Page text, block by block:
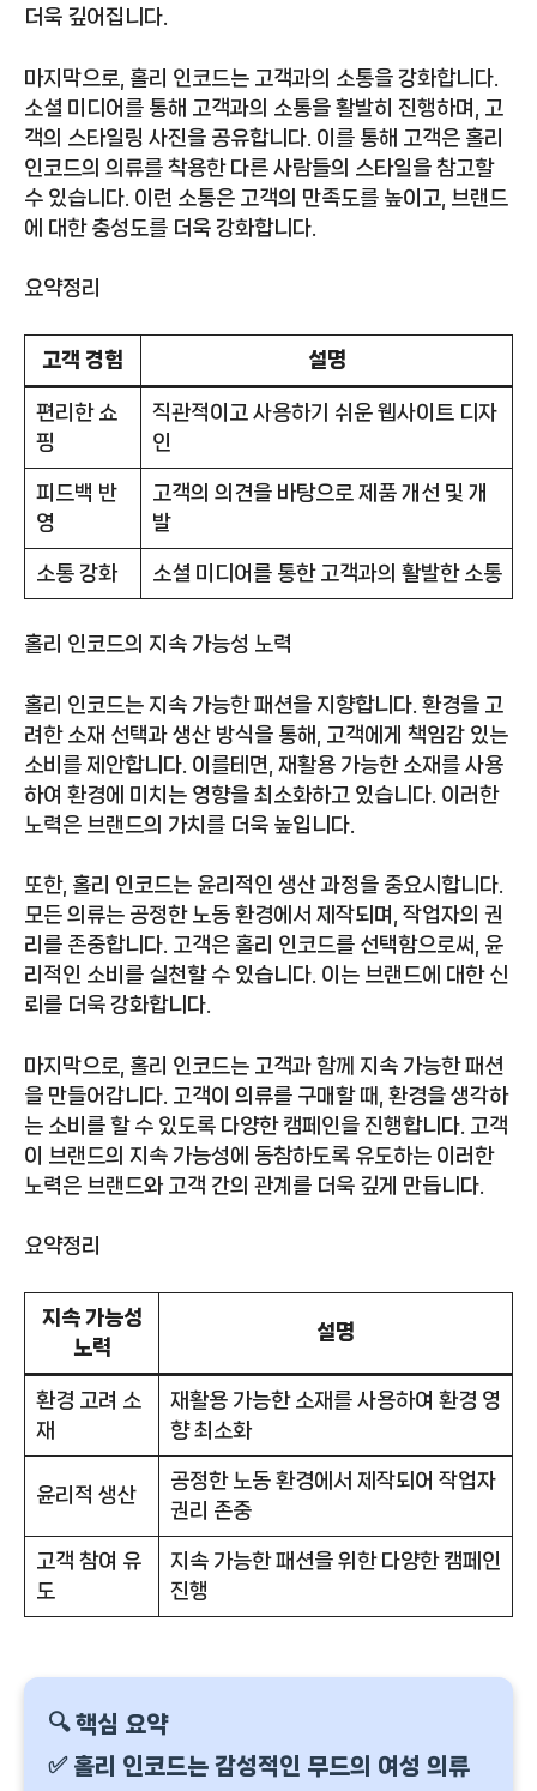
더욱 깊어집니다.
마지막으로, 홀리 인코드는 고객과의 소통을 강화합니다.
소셜 미디어를 통해 고객과의 소통을 활발히 진행하며, 고
객의 스타일링 사진을 공유합니다. 이를 통해 고객은 홀리
인코드의 의류를 착용한 다른 사람들의 스타일을 참고할
수 있습니다. 이런 소통은 고객의 만족도를 높이고, 브랜드
에 대한 충성도를 더욱 강화합니다.
요약정리
고객 경험 설명
편리한 쇼
핑
직관적이고 사용하기 쉬운 웹사이트 디자
인
피드백 반
영
고객의 의견을 바탕으로 제품 개선 및 개
발
소통 강화 소셜 미디어를 통한 고객과의 활발한 소통
홀리 인코드의 지속 가능성 노력
홀리 인코드는 지속 가능한 패션을 지향합니다. 환경을 고
려한 소재 선택과 생산 방식을 통해, 고객에게 책임감 있는
소비를 제안합니다. 이를테면, 재활용 가능한 소재를 사용
하여 환경에 미치는 영향을 최소화하고 있습니다. 이러한
노력은 브랜드의 가치를 더욱 높입니다.
또한, 홀리 인코드는 윤리적인 생산 과정을 중요시합니다.
모든 의류는 공정한 노동 환경에서 제작되며, 작업자의 권
리를 존중합니다. 고객은 홀리 인코드를 선택함으로써, 윤
리적인 소비를 실천할 수 있습니다. 이는 브랜드에 대한 신
뢰를 더욱 강화합니다.
마지막으로, 홀리 인코드는 고객과 함께 지속 가능한 패션
을 만들어갑니다. 고객이 의류를 구매할 때, 환경을 생각하
는 소비를 할 수 있도록 다양한 캠페인을 진행합니다. 고객
이 브랜드의 지속 가능성에 동참하도록 유도하는 이러한
노력은 브랜드와 고객 간의 관계를 더욱 깊게 만듭니다.
요약정리
지속 가능성
노력
설명
환경 고려 소
재
재활용 가능한 소재를 사용하여 환경 영
향 최소화
윤리적 생산
공정한 노동 환경에서 제작되어 작업자
권리 존중
고객 참여 유
도
지속 가능한 패션을 위한 다양한 캠페인
진행
🔍 핵심 요약
✅ 홀리 인코드는 감성적인 무드의 여성 의류